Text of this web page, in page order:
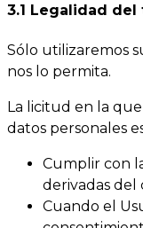
3.1 Legalidad
Sólo utilizaremos
nos lo permita.
La licitud en la
datos personales
Cumplir con
derivadas del
Cuando el